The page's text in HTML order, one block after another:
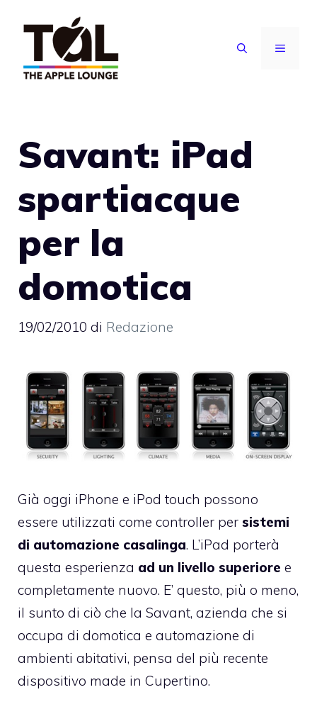
contenuto
MENU
Savant: iPad
spartiacque
per la
domotica
19/02/2010 di Redazione
Già oggi iPhone e iPod touch possono
essere utilizzati come controller per sistemi
di automazione casalinga. L’iPad porterà
questa esperienza ad un livello superiore e
completamente nuovo. E’ questo, più o meno,
il sunto di ciò che la Savant, azienda che si
occupa di domotica e automazione di
ambienti abitativi, pensa del più recente
dispositivo made in Cupertino.